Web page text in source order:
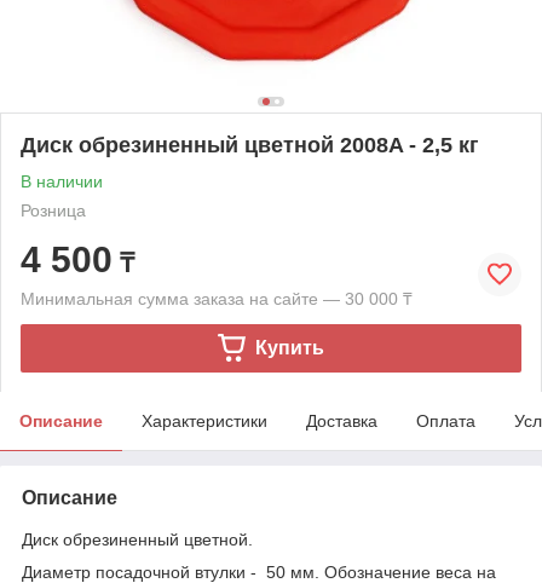
Диск обрезиненный цветной 2008A - 2,5 кг
В наличии
Розница
4 500 ₸
Минимальная сумма заказа на сайте — 30 000 ₸
Купить
Описание Характеристики Доставка Оплата
Описание
Диск обрезиненный цветной.
Диаметр посадочной втулки - 50 мм. Обозначение веса на